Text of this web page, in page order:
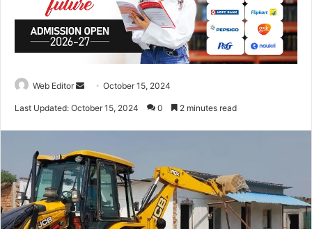
Web Editor
a
n
e
m
a
October 15, 2024
Last Updated: October 15, 2024 0 2 minutes read